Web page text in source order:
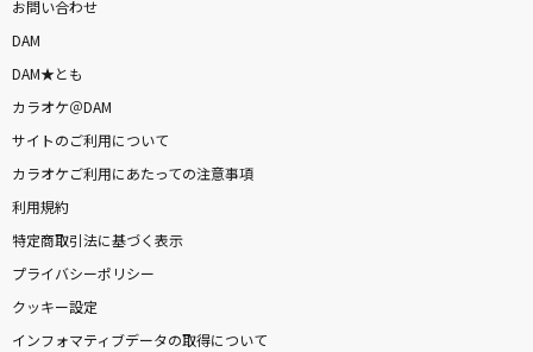
お問い合わせ
DAM
DAM★とも
カラオケ＠DAM
サイトのご利用について
カラオケご利用にあたっての注意事項
利用規約
特定商取引法に基づく表示
プライバシーポリシー
クッキー設定
インフォマティブデータの取得について